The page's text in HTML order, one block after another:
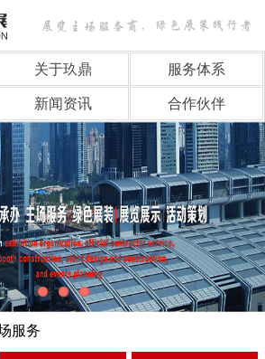
关于玖鼎 服务体系
新闻资讯 合作伙伴
服务